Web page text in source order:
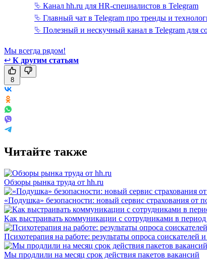
⮱ Канал hh.ru для HR-специалистов в Telegram
⮱ Главный чат в Telegram про тренды и
⮱ Полезный и нескучный канал в Telegram для
Мы всегда рядом!
↩ К другим статьям
8
Читайте также
Обзоры рынка труда от hh.ru
«Подушка» безопасности: новый сервис страхования от
Как выстраивать коммуникации с сотрудниками в
Психотерапия на работе: результаты опроса соискателей
Мы продлили на месяц срок действия пакетов вакансий